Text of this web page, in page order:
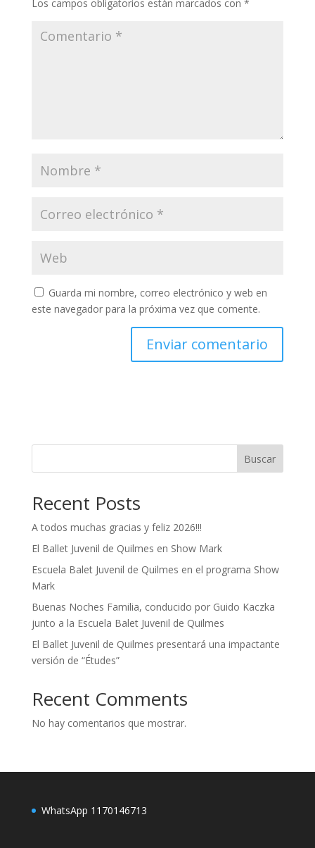
Los campos obligatorios están marcados con *
Guarda mi nombre, correo electrónico y web en
este navegador para la próxima vez que comente.
Buscar
Recent Posts
A todos muchas gracias y feliz 2026!!!
El Ballet Juvenil de Quilmes en Show Mark
Escuela Balet Juvenil de Quilmes en el programa Show
Mark
Buenas Noches Familia, conducido por Guido Kaczka
junto a la Escuela Balet Juvenil de Quilmes
El Ballet Juvenil de Quilmes presentará una impactante
versión de “Études”
Recent Comments
No hay comentarios que mostrar.
WhatsApp 1170146713